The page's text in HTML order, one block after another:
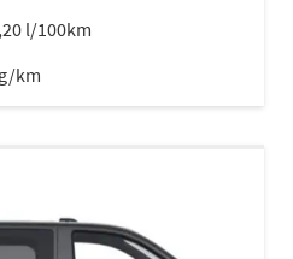
l/100km
km